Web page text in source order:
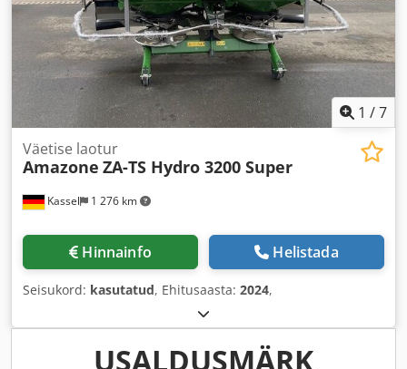
1 /7
Kassel 1 276 km
Väetise laotur
Amazone ZA-TS Hydro 3200 Super
Hinnainfo Helistada
Seisukord: kasutatud, Ehitusaasta: 2024,
USALDUSMÄRK